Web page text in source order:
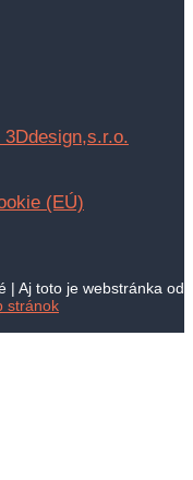
(EÚ)
| Aj toto je webstránka od
stránok